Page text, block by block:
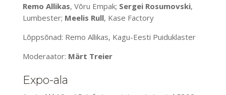
Remo Allikas, Võru Empak; Sergei Rosumovski,
Lumbester; Meelis Rull, Kase Factory
Lõppsõnad: Remo Allikas, Kagu-Eesti Puiduklaster
Moderaator: Märt Treier
Expo-ala